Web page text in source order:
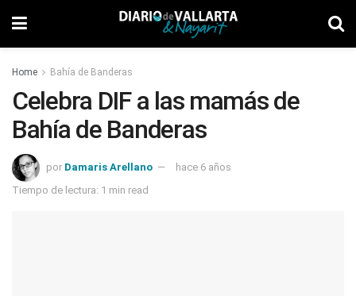
Home Bahía de Banderas
Celebra DIF a las mamás de
Bahía de Banderas
por Damaris Arellano
hace 6 años
Tiempo de lectura: 1 min read